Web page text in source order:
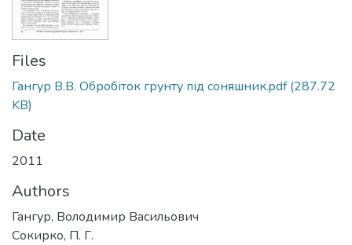
Files
Гангур В.В. Обробіток грунту під соняшник.pdf(287.72
KB)
Date
2011
Authors
Гангур, Володимир Васильович
Сокирко, П. Г.